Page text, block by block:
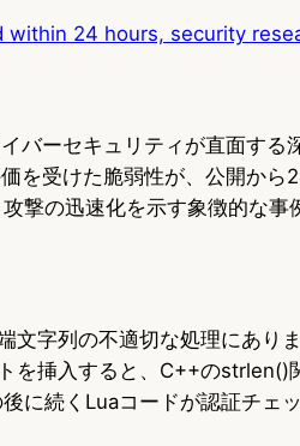
within 24 hours, security
バーセキュリティが直面する
を受けた脆弱性が、公開から
撃の迅速化を示す象徴的な事
文字列の不適切な処理にあり
を挿入すると、C++のstrlen()
に続くLuaコードが認証チェ